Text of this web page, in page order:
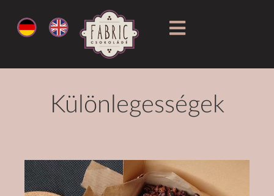
Különlegességek